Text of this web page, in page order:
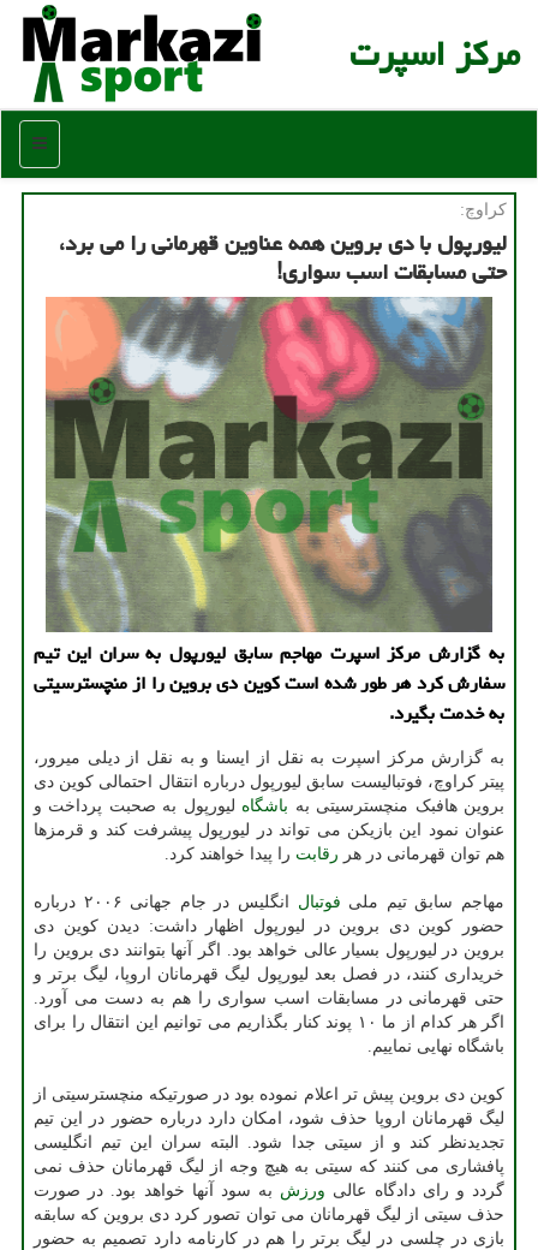
مركز اسپرت
منو
كراوچ:
لیورپول با دی بروین همه عناوین قهرمانی را می برد،
حتی مسابقات اسب سواری!
به گزارش مركز اسپرت مهاجم سابق لیورپول به سران این تیم
سفارش كرد هر طور شده است كوین دی بروین را از منچسترسیتی
به خدمت بگیرد.
به گزارش مرکز اسپرت به نقل از ایسنا و به نقل از دیلی میرور،
پیتر کراوچ، فوتبالیست سابق لیورپول درباره انتقال احتمالی کوین دی
بروین هافبک منچسترسیتی به باشگاه لیورپول به صحبت پرداخت و
عنوان نمود این بازیکن می تواند در لیورپول پیشرفت کند و قرمزها
هم توان قهرمانی در هر رقابت را پیدا خواهند کرد.
مهاجم سابق تیم ملی فوتبال
انگلیس در جام جهانی ۲۰۰۶ درباره
حضور کوین دی بروین در لیورپول اظهار داشت: دیدن کوین دی
بروین در لیورپول بسیار عالی خواهد بود. اگر آنها بتوانند دی بروین را
خریداری کنند، در فصل بعد لیورپول لیگ قهرمانان اروپا، لیگ برتر و
حتی قهرمانی در مسابقات اسب سواری را هم به دست می آورد.
اگر هر کدام از ما ۱۰ پوند کنار بگذاریم می توانیم این انتقال را برای
باشگاه نهایی نماییم.
کوین دی بروین پیش تر اعلام نموده بود در صورتیکه منچسترسیتی از
لیگ قهرمانان اروپا حذف شود، امکان دارد درباره حضور در این تیم
تجدیدنظر کند و از سیتی جدا شود. البته سران این تیم انگلیسی
پافشاری می کنند که سیتی به هیچ وجه از لیگ قهرمانان حذف نمی
گردد و رای دادگاه عالی ورزش به سود آنها خواهد بود. در صورت
حذف سیتی از لیگ قهرمانان می توان تصور کرد دی بروین که سابقه
بازی در چلسی در لیگ برتر را هم در کارنامه دارد تصمیم به حضور